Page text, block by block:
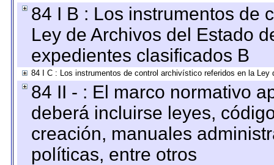
84 I B : Los instrumentos de
Ley de Archivos del Estado
expedientes clasificados B
84 I C : Los instrumentos de control archivístico referidos en la
84 II - : El marco normativo
deberá incluirse leyes,
creación, manuales
políticas, entre otros